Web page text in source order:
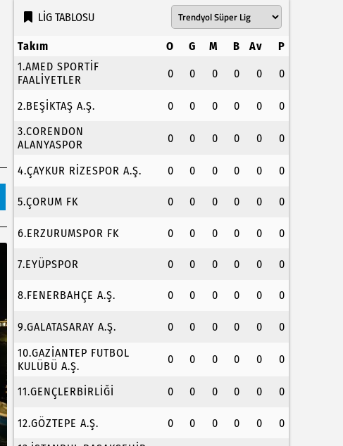
LİG TABLOSU
Takım O G M B Av
P
1.AMED SPORTİF
FAALİYETLER
0 0 0 0 0 0
2.BEŞİKTAŞ A.Ş. 0 0 0 0 0
0
3.CORENDON
ALANYASPOR
0 0 0 0 0 0
4.ÇAYKUR RİZESPOR A.Ş. 0 0 0 0 0 0
5.ÇORUM FK 0 0 0 0 0 0
6.ERZURUMSPOR FK 0 0 0 0 0 0
7.EYÜPSPOR 0 0 0 0 0 0
8.FENERBAHÇE A.Ş. 0 0 0 0 0 0
9.GALATASARAY A.Ş. 0 0 0 0 0
0
10.GAZİANTEP FUTBOL
KULÜBÜ A.Ş.
0 0 0 0 0 0
11.GENÇLERBİRLİĞİ 0 0 0 0 0 0
12.GÖZTEPE A.Ş. 0 0 0 0 0
0